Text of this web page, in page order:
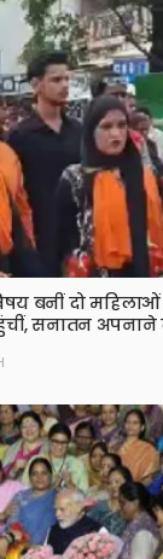
बनीं दो महिलाओं
सनातन अपनाने